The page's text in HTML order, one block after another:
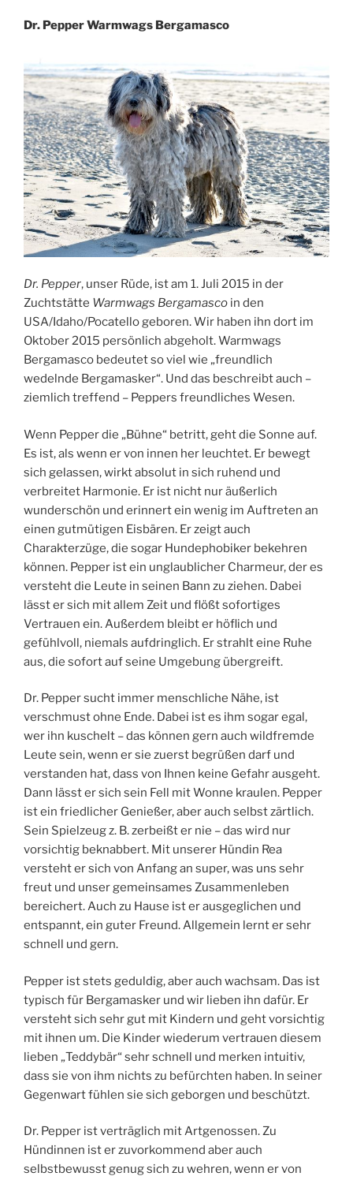
Dr. Pepper Warmwags Bergamasco
Dr. Pepper, unser Rüde, ist am 1. Juli 2015 in der
Zuchtstätte Warmwags Bergamasco in den
USA/Idaho/Pocatello geboren. Wir haben ihn dort im
Oktober 2015 persönlich abgeholt. Warmwags
Bergamasco bedeutet so viel wie „freundlich
wedelnde Bergamasker“. Und das beschreibt auch –
ziemlich treffend – Peppers freundliches Wesen.
Wenn Pepper die „Bühne“ betritt, geht die Sonne auf.
Es ist, als wenn er von innen her leuchtet. Er bewegt
sich gelassen, wirkt absolut in sich ruhend und
verbreitet Harmonie. Er ist nicht nur äußerlich
wunderschön und erinnert ein wenig im Auftreten an
einen gutmütigen Eisbären. Er zeigt auch
Charakterzüge, die sogar Hundephobiker bekehren
können. Pepper ist ein unglaublicher Charmeur, der es
versteht die Leute in seinen Bann zu ziehen. Dabei
lässt er sich mit allem Zeit und flößt sofortiges
Vertrauen ein. Außerdem bleibt er höflich und
gefühlvoll, niemals aufdringlich. Er strahlt eine Ruhe
aus, die sofort auf seine Umgebung übergreift.
Dr. Pepper sucht immer menschliche Nähe, ist
verschmust ohne Ende. Dabei ist es ihm sogar egal,
wer ihn kuschelt – das können gern auch wildfremde
Leute sein, wenn er sie zuerst begrüßen darf und
verstanden hat, dass von Ihnen keine Gefahr ausgeht.
Dann lässt er sich sein Fell mit Wonne kraulen. Pepper
ist ein friedlicher Genießer, aber auch selbst zärtlich.
Sein Spielzeug z. B. zerbeißt er nie – das wird nur
vorsichtig beknabbert. Mit unserer Hündin Rea
versteht er sich von Anfang an super, was uns sehr
freut und unser gemeinsames Zusammenleben
bereichert. Auch zu Hause ist er ausgeglichen und
entspannt, ein guter Freund. Allgemein lernt er sehr
schnell und gern.
Pepper ist stets geduldig, aber auch wachsam. Das ist
typisch für Bergamasker und wir lieben ihn dafür. Er
versteht sich sehr gut mit Kindern und geht vorsichtig
mit ihnen um. Die Kinder wiederum vertrauen diesem
lieben „Teddybär“ sehr schnell und merken intuitiv,
dass sie von ihm nichts zu befürchten haben. In seiner
Gegenwart fühlen sie sich geborgen und beschützt.
Dr. Pepper ist verträglich mit Artgenossen. Zu
Hündinnen ist er zuvorkommend aber auch
selbstbewusst genug sich zu wehren, wenn er von